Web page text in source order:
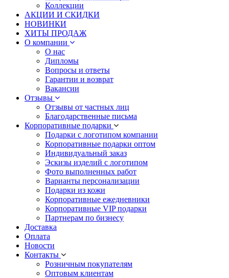
Коллекции
АКЦИИ И СКИДКИ
НОВИНКИ
ХИТЫ ПРОДАЖ
О компании
О нас
Дипломы
Вопросы и ответы
Гарантии и возврат
Вакансии
Отзывы
Отзывы от частных лиц
Благодарственные письма
Корпоративные подарки
Подарки с логотипом компании
Корпоративные подарки оптом
Индивидуальный заказ
Эскизы изделий с логотипом
Фото выполненных работ
Варианты персонализации
Подарки из кожи
Корпоративные ежедневники
Корпоративные VIP подарки
Партнерам по бизнесу
Доставка
Оплата
Новости
Контакты
Розничным покупателям
Оптовым клиентам